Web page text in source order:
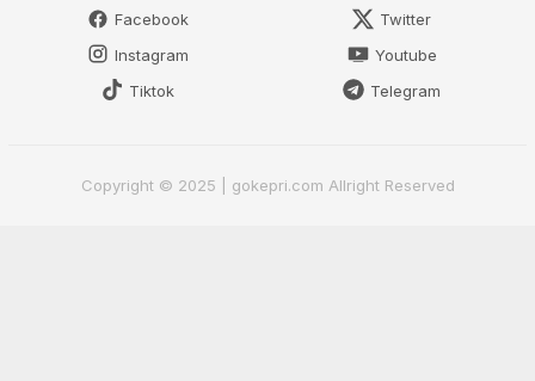
Facebook
Twitter
Instagram
Youtube
Tiktok
Telegram
Copyright © 2025 | gokepri.com Allright Reserved